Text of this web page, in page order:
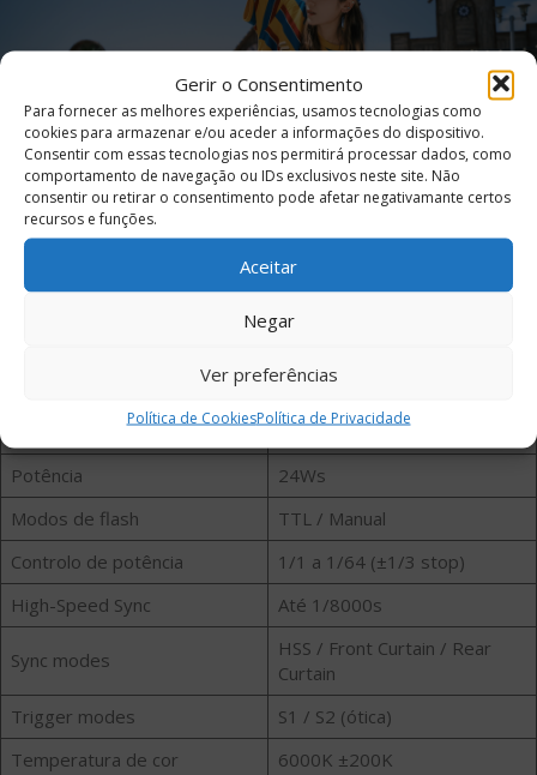
Gerir o Consentimento
Para fornecer as melhores experiências, usamos tecnologias como
cookies para armazenar e/ou aceder a informações do dispositivo.
Consentir com essas tecnologias nos permitirá processar dados, como
comportamento de navegação ou IDs exclusivos neste site. Não
consentir ou retirar o consentimento pode afetar negativamante certos
recursos e funções.
Aceitar
Negar
Ver preferências
Política de CookiesPolítica de Privacidade
Especificações técnicas
Vintage Z1 Pro
Flash on-camera
Potência
24Ws
Modos de flash
TTL / Manual
Controlo de potência
1/1 a 1/64 (±1/3 stop)
High-Speed Sync
Até 1/8000s
Sync modes
HSS / Front Curtain / Rear
Curtain
Trigger modes
S1 / S2 (ótica)
Temperatura de cor
6000K ±200K